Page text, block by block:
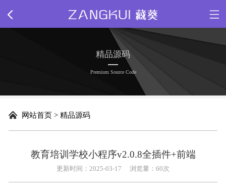
精品源码
插件下载
网站模板
精品源码
Premium Source Code
网站首页 >精品源码
教育培训学校小程序v2.0.8全插件+前端
更新时间：2025-03-17 浏览量：60次